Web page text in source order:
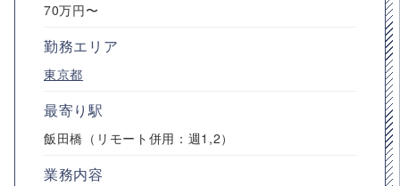
70万円〜
勤務エリア
東京都
最寄り駅
飯田橋（リモート併用：週1,2）
業務内容